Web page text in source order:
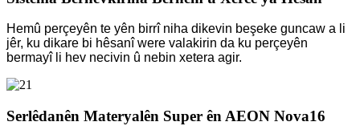
Hemû perçeyên te yên birrî niha dikevin beşeke guncaw a li
jêr, ku dikare bi hêsanî were valakirin da ku perçeyên
bermayî li hev necivin û nebin xetera agir.
Serlêdanên Materyalên Super ên AEON Nova16